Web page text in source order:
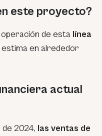
este proyecto?
de esta línea
en alrededor
actual
2024, las ventas de